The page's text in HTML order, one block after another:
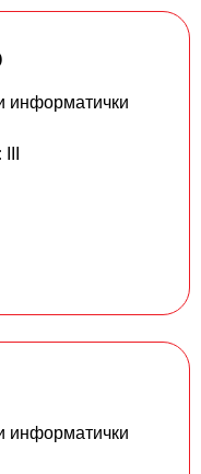
информатички
информатички